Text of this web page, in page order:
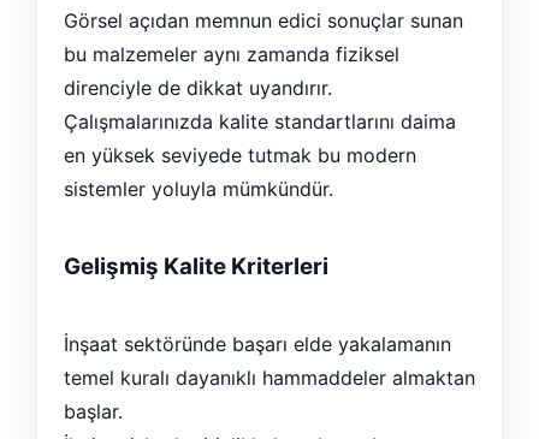
Görsel açıdan memnun edici sonuçlar sunan
bu malzemeler aynı zamanda fiziksel
direnciyle de dikkat uyandırır.
Çalışmalarınızda kalite standartlarını daima
en yüksek seviyede tutmak bu modern
sistemler yoluyla mümkündür.
Gelişmiş Kalite Kriterleri
İnşaat sektöründe başarı elde yakalamanın
temel kuralı dayanıklı hammaddeler almaktan
başlar.